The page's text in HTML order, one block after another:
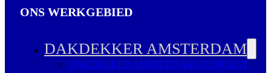
ONS WERKGEBIED
DAKDEKKER AMSTERDAM
DAKDEKKER AMSTERDAM-ZUIDOOST